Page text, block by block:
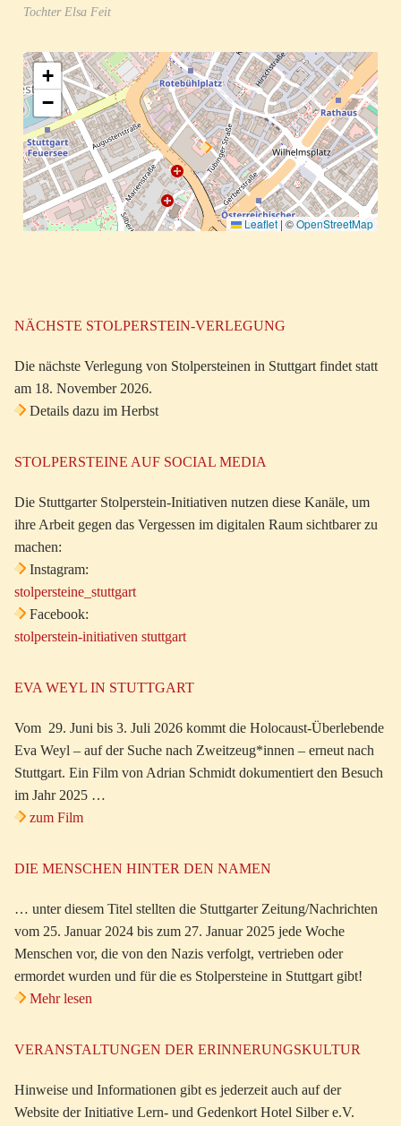
Tochter Elsa Feit
+
−
Leaflet | ©OpenStreetMap
NÄCHSTE STOLPERSTEIN-VERLEGUNG
Die nächste Verlegung von Stolpersteinen in Stuttgart findet statt
am 18. November 2026.
Details dazu im Herbst
STOLPERSTEINE AUF SOCIAL MEDIA
Die Stuttgarter Stolperstein-Initiativen nutzen diese Kanäle, um
ihre Arbeit gegen das Vergessen im digitalen Raum sichtbarer zu
machen:
Instagram:
stolpersteine_stuttgart
Facebook:
stolperstein-initiativen stuttgart
EVA WEYL IN STUTTGART
Vom 29. Juni bis 3. Juli 2026 kommt die Holocaust-Überlebende
Eva Weyl – auf der Suche nach Zweitzeug*innen – erneut nach
Stuttgart. Ein Film von Adrian Schmidt dokumentiert den Besuch
im Jahr 2025 …
zum Film
DIE MENSCHEN HINTER DEN NAMEN
… unter diesem Titel stellten die Stuttgarter Zeitung/Nachrichten
vom 25. Januar 2024 bis zum 27. Januar 2025 jede Woche
Menschen vor, die von den Nazis verfolgt, vertrieben oder
ermordet wurden und für die es Stolpersteine in Stuttgart gibt!
Mehr lesen
VERANSTALTUNGEN DER ERINNERUNGSKULTUR
Hinweise und Informationen gibt es jederzeit auch auf der
Website der Initiative Lern- und Gedenkort Hotel Silber e.V.